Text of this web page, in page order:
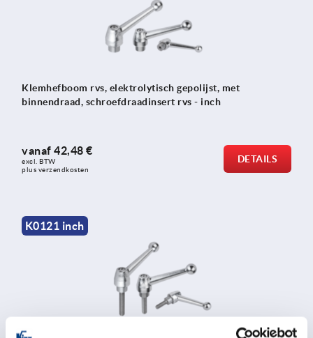
Klemhefboom rvs, elektrolytisch gepolijst, met
binnendraad, schroefdraadinsert rvs - inch
vanaf 42,48 €
excl. BTW
plus verzendkosten
DETAILS
K0121 inch